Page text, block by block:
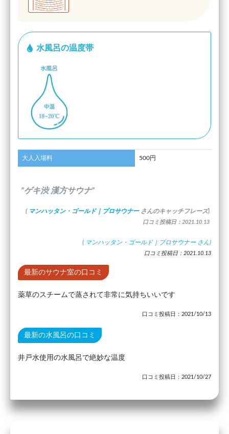
水風呂の温度帯
大人入場料 500円
”ゲキ渋 漢方サウナ”
( マンハッタン・ゴールド｜プロサウナー さんのキャッチフレーズ)
口コミ投稿日：2021.10.13
( マンハッタン・ゴールド｜プロサウナー さん)
口コミ投稿日：2021.10.13
最新のサウナ室の口コミ
薬草のスチームで蒸されて非常に気持ちいいです
口コミ投稿日：2021/10/13
最新の水風呂の口コミ
井戸水使用の水風呂で絶妙な温度
口コミ投稿日：2021/10/27